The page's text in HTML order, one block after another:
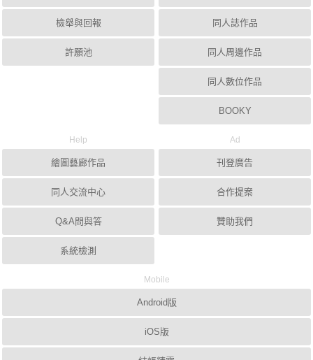
檢舉與回報
許願池
同人誌作品
同人周邊作品
同人數位作品
BOOKY
Help
繪圖藝廊作品
同人交流中心
Q&A問與答
系統檢測
Ad
刊登廣告
合作提案
贊助我們
Mobile
Android版
iOS版